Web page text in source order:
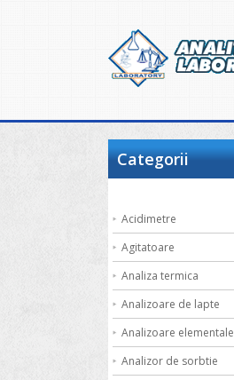
Categorii
Acidimetre
Agitatoare
Analiza termica
Analizoare de lapte
Analizoare elementale
Analizor de sorbtie